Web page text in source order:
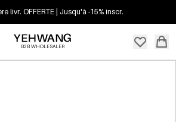
livr. OFFERTE | Jusqu'à -15% inscr.
B2B WHOLESALER